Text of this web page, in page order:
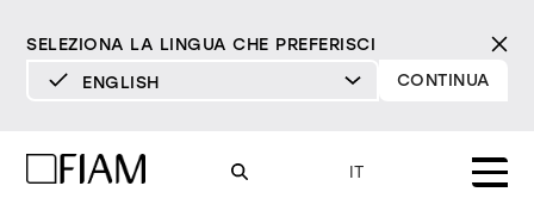
SELEZIONA LA LINGUA CHE PREFERISCI
ENGLISH
ENGLISH
CONTINUA
IT
rialto isola